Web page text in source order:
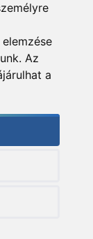
Az
a